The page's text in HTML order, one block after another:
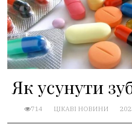
Як усунути
714 ЦІКАВІ НОВИНИ